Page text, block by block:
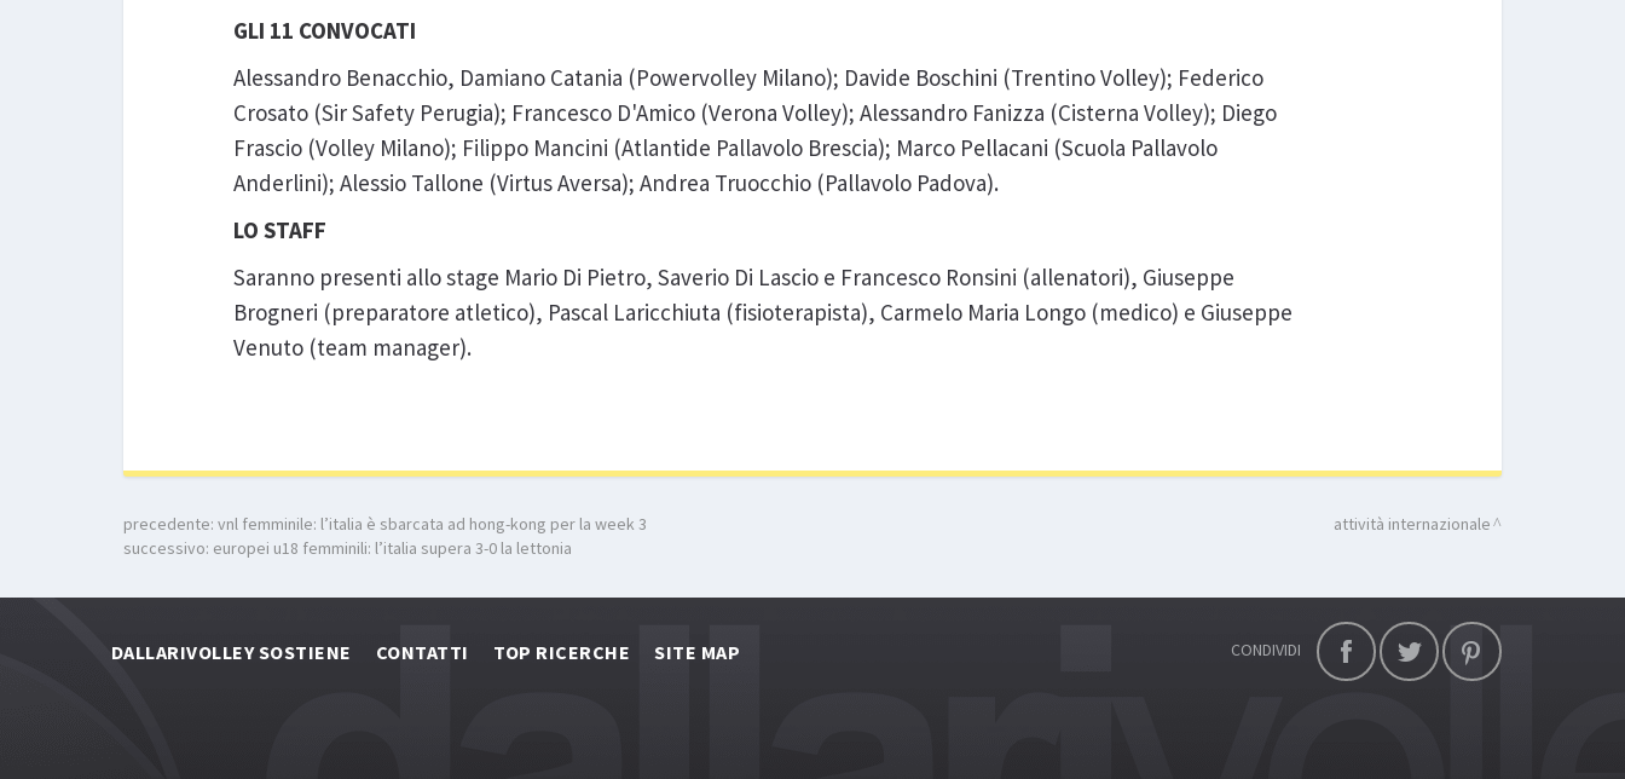
GLI 11 CONVOCATI
Alessandro Benacchio, Damiano Catania (Powervolley Milano); Davide Boschini (Trentino Volley); Federico
Crosato (Sir Safety Perugia); Francesco D'Amico (Verona Volley); Alessandro Fanizza (Cisterna Volley); Diego
Frascio (Volley Milano); Filippo Mancini (Atlantide Pallavolo Brescia); Marco Pellacani (Scuola Pallavolo
Anderlini); Alessio Tallone (Virtus Aversa); Andrea Truocchio (Pallavolo Padova).
LO STAFF
Saranno presenti allo stage Mario Di Pietro, Saverio Di Lascio e Francesco Ronsini (allenatori), Giuseppe
Brogneri (preparatore atletico), Pascal Laricchiuta (fisioterapista), Carmelo Maria Longo (medico) e Giuseppe
Venuto (team manager).
precedente: vnl femminile: l’italia è sbarcata ad hong-kong per la week 3
successivo: europei u18 femminili: l’italia supera 3-0 la lettonia
attività internazionale
DALLARIVOLLEY SOSTIENE CONTATTI TOP RICERCHE SITE MAP CONDIVIDI